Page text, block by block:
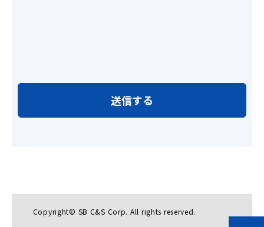
Copyright© SB C&S Corp. All rights reserved.